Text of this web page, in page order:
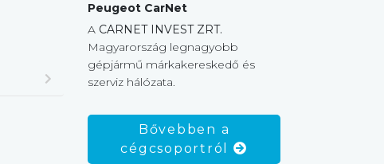
Peugeot CarNet
A CARNET INVEST ZRT.
Magyarország legnagyobb
gépjármű márkakereskedő és
szerviz hálózata.
Bővebben a
cégcsoportról